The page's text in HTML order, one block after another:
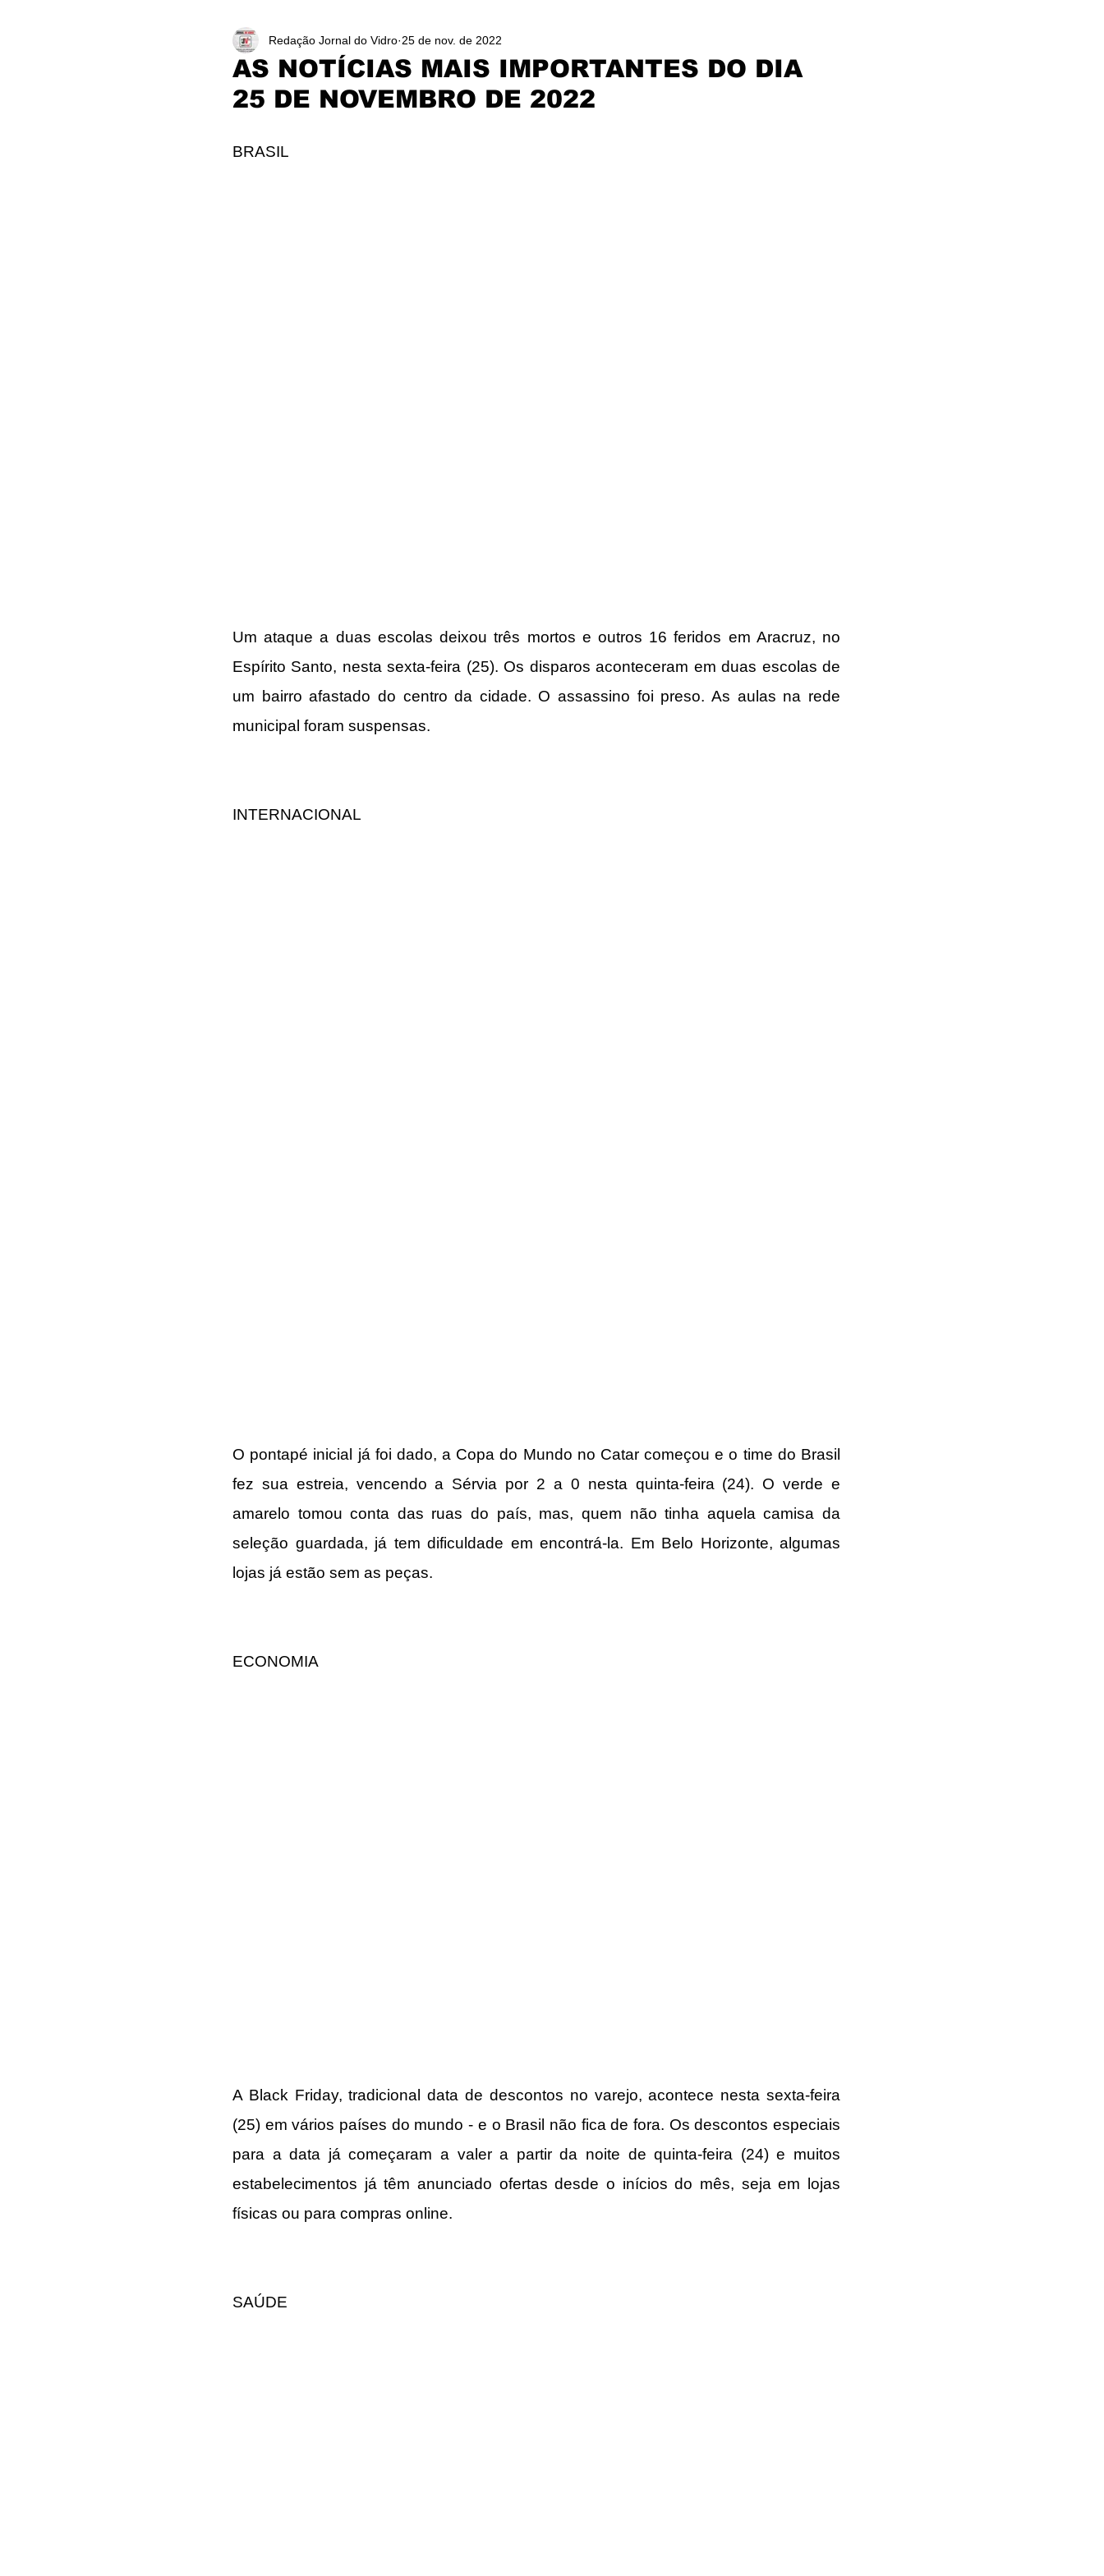
AS NOTÍCIAS MAIS IMPORTANTES DO DIA
25 DE NOVEMBRO DE 2022
Redação Jornal do Vidro 25 de nov. de 2022
BRASIL
Um ataque a duas escolas deixou três mortos e outros 16 feridos em Aracruz, no
Espírito Santo, nesta sexta-feira (25). Os disparos aconteceram em duas escolas de
um bairro afastado do centro da cidade. O assassino foi preso. As aulas na rede
municipal foram suspensas.
INTERNACIONAL
O pontapé inicial já foi dado, a Copa do Mundo no Catar começou e o time do Brasil
fez sua estreia, vencendo a Sérvia por 2 a 0 nesta quinta-feira (24). O verde e
amarelo tomou conta das ruas do país, mas, quem não tinha aquela camisa da
seleção guardada, já tem dificuldade em encontrá-la. Em Belo Horizonte, algumas
lojas já estão sem as peças.
ECONOMIA
A Black Friday, tradicional data de descontos no varejo, acontece nesta sexta-feira
(25) em vários países do mundo - e o Brasil não fica de fora. Os descontos especiais
para a data já começaram a valer a partir da noite de quinta-feira (24) e muitos
estabelecimentos já têm anunciado ofertas desde o inícios do mês, seja em lojas
físicas ou para compras online.
SAÚDE